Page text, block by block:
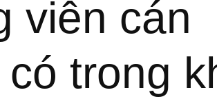
viên cán
trong